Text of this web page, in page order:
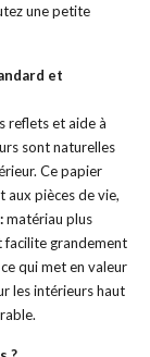
une petite
et
reflets et aide à
sont naturelles
Ce papier
pièces de vie,
matériau plus
facilite grandement
qui met en valeur
les intérieurs haut